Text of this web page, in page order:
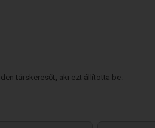
társkeresőt, aki ezt állította be.